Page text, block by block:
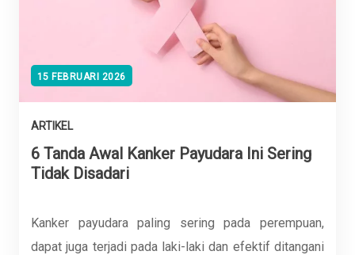
15 FEBRUARI 2026
ARTIKEL
6 Tanda Awal Kanker Payudara Ini Sering
Tidak Disadari
Kanker payudara paling sering pada perempuan,
dapat juga terjadi pada laki-laki dan efektif ditangani